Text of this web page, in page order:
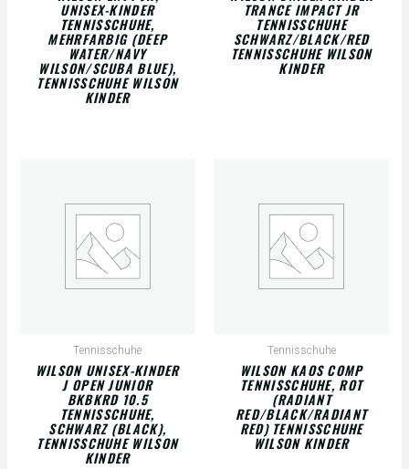
UNISEX-KINDER
TENNISSCHUHE,
MEHRFARBIG (DEEP
WATER/NAVY
WILSON/SCUBA BLUE),
TENNISSCHUHE WILSON
KINDER
TRANCE IMPACT JR
TENNISSCHUHE
SCHWARZ/BLACK/RED
TENNISSCHUHE WILSON
KINDER
Tennisschuhe
WILSON UNISEX-KINDER
J OPEN JUNIOR
BKBKRD 10.5
TENNISSCHUHE,
SCHWARZ (BLACK),
TENNISSCHUHE WILSON
KINDER
Tennisschuhe
WILSON KAOS COMP
TENNISSCHUHE, ROT
(RADIANT
RED/BLACK/RADIANT
RED) TENNISSCHUHE
WILSON KINDER